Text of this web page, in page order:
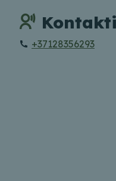
+37128356293